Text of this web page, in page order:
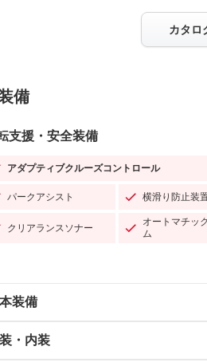
カタロ
備
支援・安全装備
アダプティブクルーズコントロール
パークアシスト 横滑り防止装
クリアランスソナー
オートマチッ
ム
装備
エアバッグ：運転席/助手席/サイド
・内装